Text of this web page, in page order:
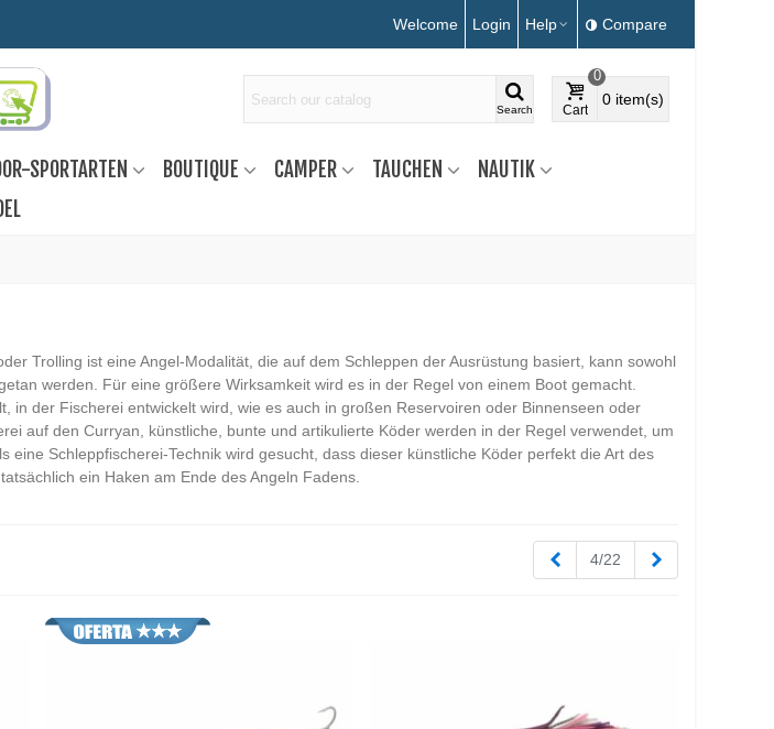
Welcome Login Help Compare
Search Cart
0
0 item(s)
SPORTARTEN BOUTIQUE CAMPER TAUCHEN
NAUTIK
Trolling ist eine Angel-Modalität, die auf dem Schleppen der Ausrüstung basiert, kann sowohl
werden. Für eine größere Wirksamkeit wird es in der Regel von einem Boot gemacht.
in der Fischerei entwickelt wird, wie es auch in großen Reservoiren oder Binnenseen oder
auf den Curryan, künstliche, bunte und artikulierte Köder werden in der Regel verwendet, um
eine Schleppfischerei-Technik wird gesucht, dass dieser künstliche Köder perfekt die Art des
ein Haken am Ende des Angeln Fadens.
Zurück
4/22